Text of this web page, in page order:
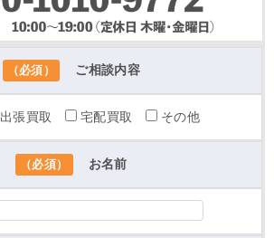
（必須） ご相談内容
出張買取 宅配買取 その他
（必須） お名前